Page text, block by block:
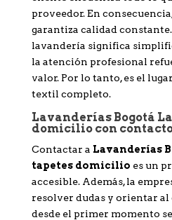
proveedor. En
garantiza calidad
lavandería significa
la atención profesional
valor. Por lo tanto, es el
textil completo.
Lavanderías Bogotá
domicilio con
Contactar a Lavanderías
tapetes domicilio es un
accesible. Además, la
resolver dudas y orientar
desde el primer momento